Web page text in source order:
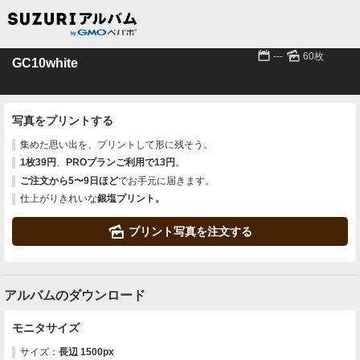
GC10white 📅 --- 🌄 60枚
写真をプリントする
集めた思い出を、プリントして形に残そう。
1枚39円 、 PROプランご利用で13円 。
ご注文から5〜9日ほどでお手元に届きます。
仕上がりきれいな銀塩プリント。
🌄 プリント写真を注文する
アルバムのダウンロード
モニタサイズ
サイズ： 長辺 1500px